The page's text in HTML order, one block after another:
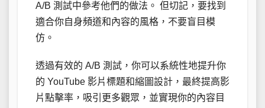
A/B 測試中參考他們的做法。 但切記，要找到
適合你自身頻道和內容的風格，不要盲目模
仿。
透過有效的 A/B 測試，你可以系統性地提升你
的 YouTube 影片標題和縮圖設計，最終提高影
片點擊率，吸引更多觀眾，並實現你的內容目